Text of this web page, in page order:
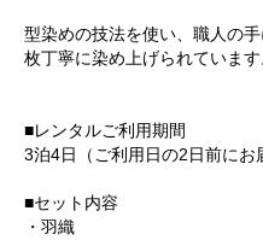
型染めの技法を使い、職人の
枚丁寧に染め上げられています
■レンタルご利用期間
3泊4日（ご利用日の2日前にお
■セット内容
・羽織